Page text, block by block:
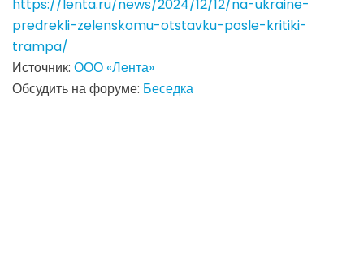
https://lenta.ru/news/2024/12/12/na-ukraine-
predrekli-zelenskomu-otstavku-posle-kritiki-
trampa/
Источник: ООО «Лента»
Обсудить на форуме: Беседка